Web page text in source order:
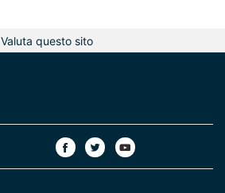
Valuta questo sito